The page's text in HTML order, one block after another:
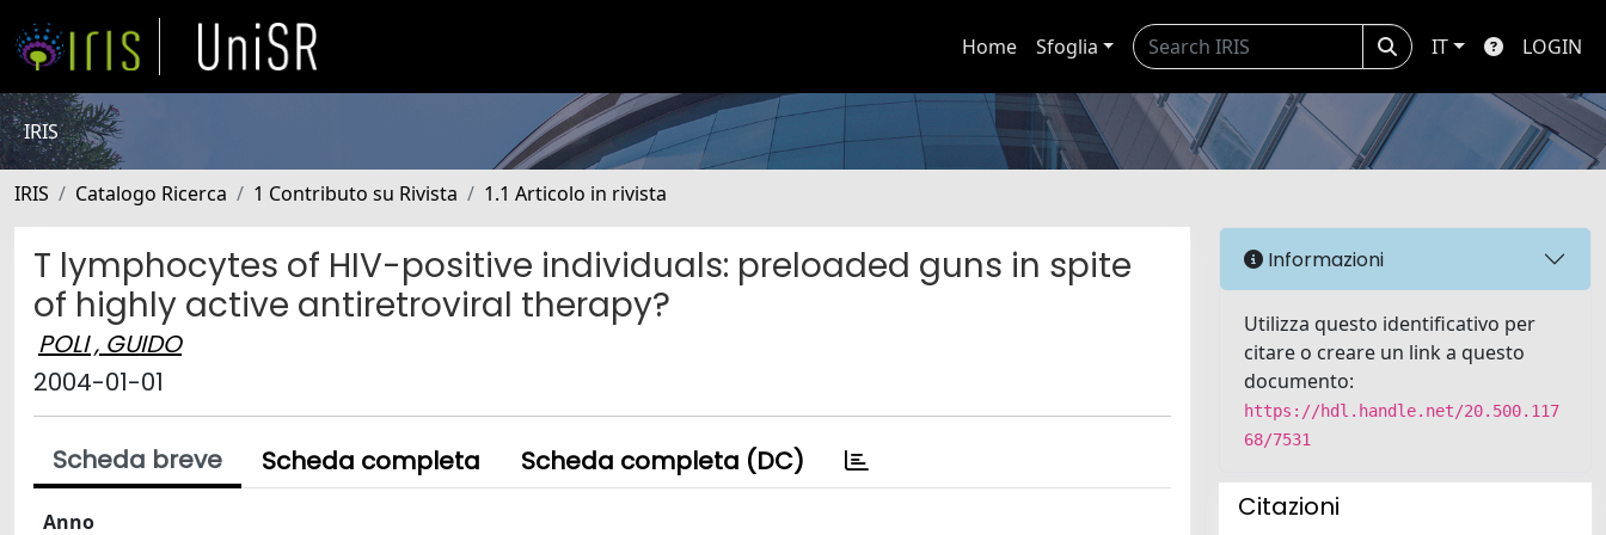
Home Sfoglia IT LOGIN
IRIS
IRIS Catalogo Ricerca 1 Contributo su Rivista 1.1 Articolo in rivista
T lymphocytes of HIV-positive individuals: preloaded guns in spite
of highly active antiretroviral therapy?
POLI , GUIDO
2004-01-01
Scheda breve Scheda completa Scheda completa (DC)
Anno
Informazioni
Utilizza questo identificativo per
citare o creare un link a questo
documento:
https://hdl.handle.net/20.500.117
68/7531
Citazioni